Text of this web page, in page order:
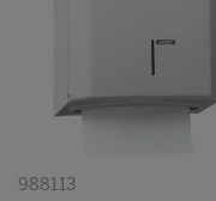
988113